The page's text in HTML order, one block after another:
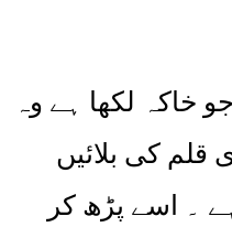
خاکہ لکھا ہے وہ
قلم کی بلائیں
۔ اسے پڑھ کر